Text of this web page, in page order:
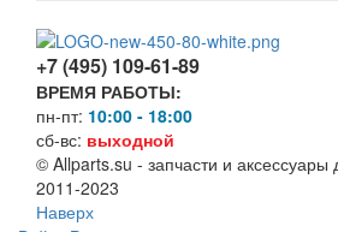
+7 (495) 109-61-89
ВРЕМЯ РАБОТЫ:
пн-пт: 10:00 - 18:00
сб-вс: выходной
© Allparts.su - запчасти и аксессуары
2011-2023
Наверх